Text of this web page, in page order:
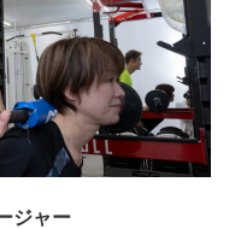
ジャー